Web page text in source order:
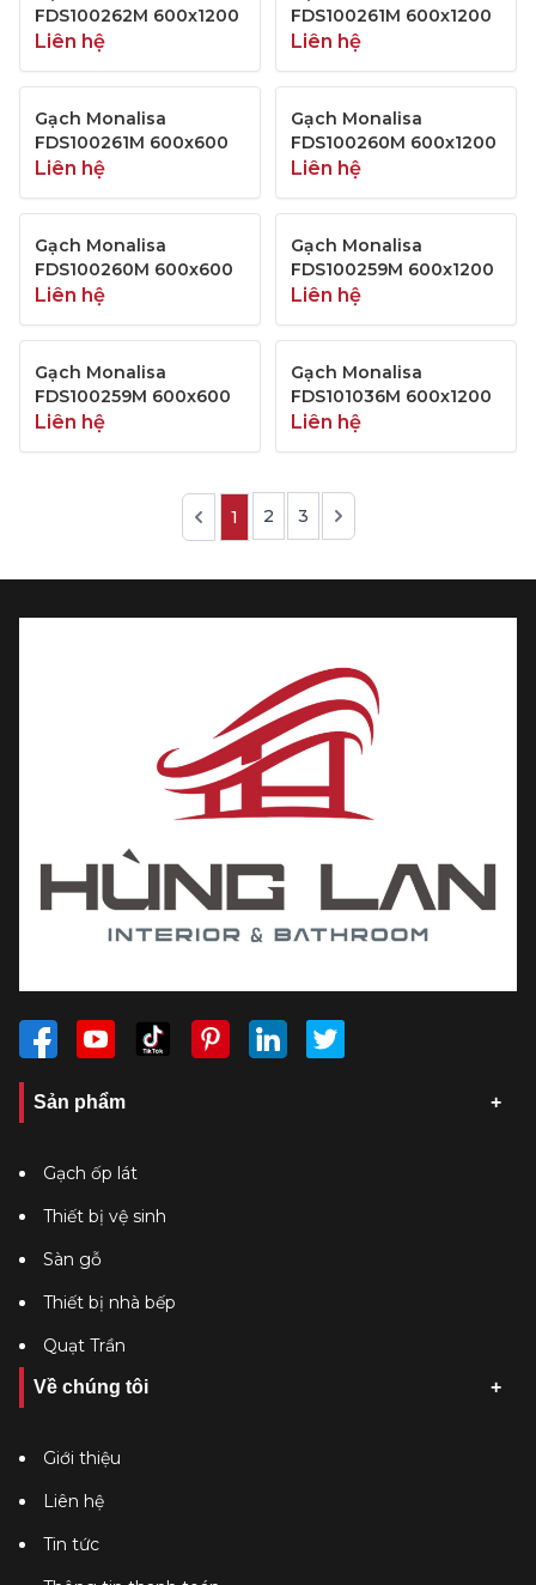
FDS100262M 600x1200
Liên hệ
FDS100261M 600x1200
Liên hệ
Gạch Monalisa
FDS100261M 600x600
Liên hệ
Gạch Monalisa
FDS100260M 600x1200
Liên hệ
Gạch Monalisa
FDS100260M 600x600
Liên hệ
Gạch Monalisa
FDS100259M 600x1200
Liên hệ
Gạch Monalisa
FDS100259M 600x600
Liên hệ
Gạch Monalisa
FDS101036M 600x1200
Liên hệ
1 2 3
Sản phẩm
Gạch ốp lát
Thiết bị vệ sinh
Sàn gỗ
Thiết bị nhà bếp
Quạt Trần
Về chúng tôi
Giới thiệu
Liên hệ
Tin tức